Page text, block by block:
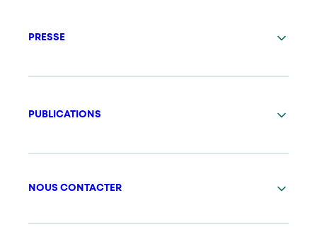
PRESSE
PUBLICATIONS
NOUS CONTACTER